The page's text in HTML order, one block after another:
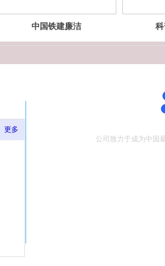
中国铁建廉洁
更多
公司致力于成为中国